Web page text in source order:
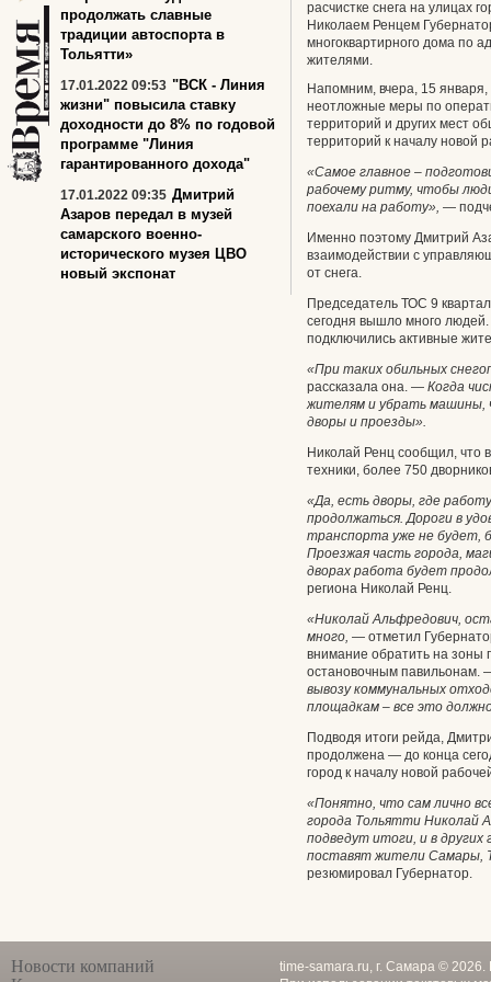
расчистке снега на улицах
Николаем Ренцем
многоквартирного дома по
жителями.
Напомним, вчера, 15
неотложные меры по
территорий и других мест
территорий к началу новой
«Самое главное –
рабочему ритму, чтобы
поехали на работу», —
Именно поэтому Дмитрий
взаимодействии с
от снега.
Председатель ТОС 9
сегодня вышло много людей.
подключились активные
«При таких обильных
рассказала она. — Когда
жителям и убрать машины,
дворы и проезды».
Николай Ренц сообщил, что
техники, более 750
«Да, есть дворы, где
продолжаться. Дороги в
транспорта уже не будет,
Проезжая часть города,
дворах работа будет
региона Николай Ренц.
«Николай Альфредович,
много, — отметил
внимание обратить на зоны
остановочным павильонам.
вывозу коммунальных
площадкам – все это
Подводя итоги рейда,
продолжена — до конца
город к началу новой
«Понятно, что сам лично
города Тольятти Николай
подведут итоги, и в
поставят жители Самары,
резюмировал Губернатор.
продолжать славные
традиции автоспорта в
Тольятти»
17.01.2022 09:53 "ВСК - Линия
жизни" повысила ставку
доходности до 8% по годовой
программе "Линия
гарантированного дохода"
17.01.2022 09:35 Дмитрий
Азаров передал в музей
cамарского военно-
исторического музея ЦВО
новый экспонат
Новости компаний
time-samara.ru, г. Самара ©